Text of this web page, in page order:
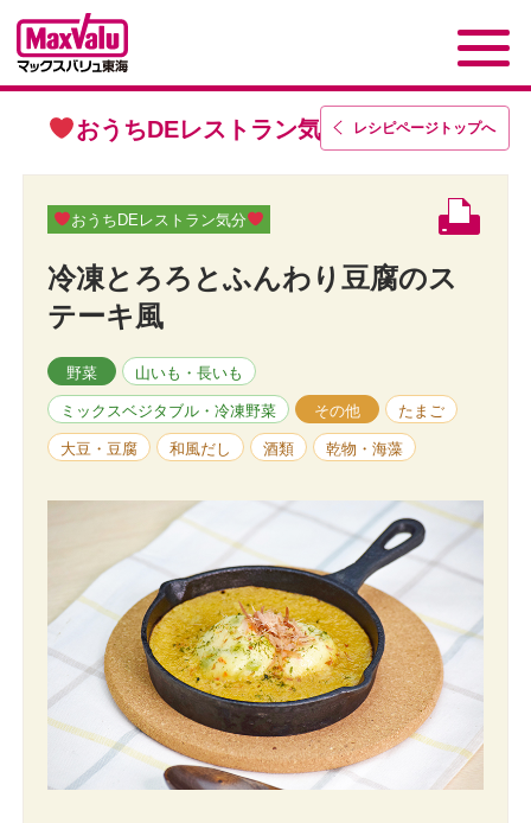
レシピページトップへ
おうちDEレストラン気分
おうちDEレストラン気分
冷凍とろろとふんわり豆腐のス
テーキ風
野菜 山いも・長いも
ミックスベジタブル・冷凍野菜 その他 たまご
大豆・豆腐 和風だし 酒類 乾物・海藻